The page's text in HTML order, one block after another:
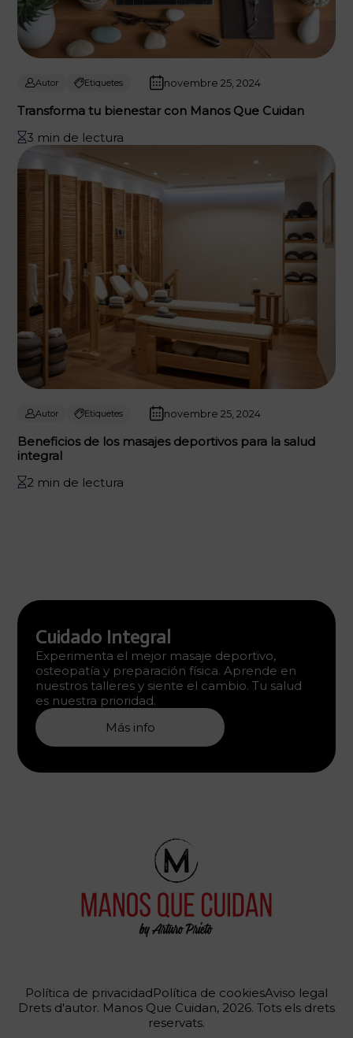
Autor Etiquetes novembre 25, 2024
Transforma tu bienestar con Manos Que Cuidan
3 min de lectura
Autor Etiquetes novembre 25, 2024
Beneficios de los masajes deportivos para la salud
integral
2 min de lectura
Cuidado Integral
Experimenta el mejor masaje deportivo,
osteopatía y preparación física. Aprende en
nuestros talleres y siente el cambio. Tu salud
es nuestra prioridad.
Más info
Drets d'autor. Manos Que Cuidan, 2026. Tots els drets
reservats.
Política de privacidadPolítica de cookiesAviso legal